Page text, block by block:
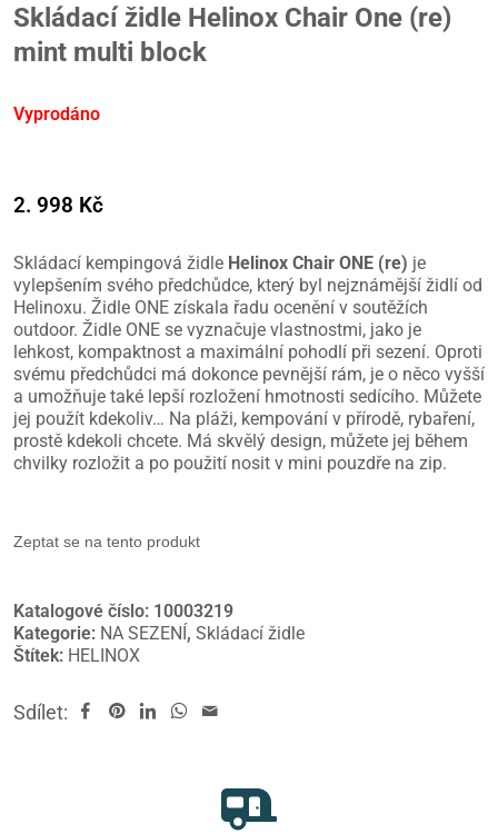
Skládací židle Helinox Chair One (re)
mint multi block
Vyprodáno
2. 998 Kč
Skládací kempingová židle Helinox Chair ONE (re) je
vylepšením svého předchůdce, který byl nejznámější židlí od
Helinoxu. Židle ONE získala řadu ocenění v soutěžích
outdoor. Židle ONE se vyznačuje vlastnostmi, jako je
lehkost, kompaktnost a maximální pohodlí při sezení. Oproti
svému předchůdci má dokonce pevnější rám, je o něco vyšší
a umožňuje také lepší rozložení hmotnosti sedícího. Můžete
jej použít kdekoliv… Na pláži, kempování v přírodě, rybaření,
prostě kdekoli chcete. Má skvělý design, můžete jej během
chvilky rozložit a po použití nosit v mini pouzdře na zip.
Zeptat se na tento produkt
Katalogové číslo: 10003219
Kategorie: NA SEZENÍ, Skládací židle
Štítek: HELINOX
Sdílet: